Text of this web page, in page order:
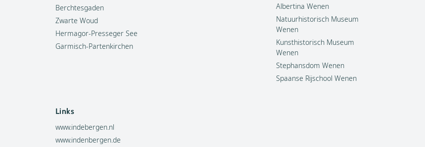
Berchtesgaden
Zwarte Woud
Hermagor-Presseger See
Garmisch-Partenkirchen
Albertina Wenen
Natuurhistorisch Museum
Wenen
Kunsthistorisch Museum
Wenen
Stephansdom Wenen
Spaanse Rijschool Wenen
Links
www.indebergen.nl
www.indenbergen.de